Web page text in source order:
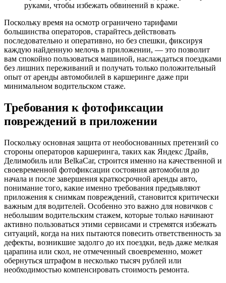
руками, чтобы избежать обвинений в краже.
Поскольку время на осмотр ограничено тарифами
большинства операторов, старайтесь действовать
последовательно и оперативно, но без спешки, фиксируя
каждую найденную мелочь в приложении, — это позволит
вам спокойно пользоваться машиной, наслаждаться поездками
без лишних переживаний и получать только положительный
опыт от аренды автомобилей в каршеринге даже при
минимальном водительском стаже.
Требования к фотофиксации
повреждений в приложении
Поскольку основная защита от необоснованных претензий со
стороны операторов каршеринга, таких как Яндекс Драйв,
Делимобиль или BelkaCar, строится именно на качественной и
своевременной фотофиксации состояния автомобиля до
начала и после завершения краткосрочной аренды авто,
понимание того, какие именно требования предъявляют
приложения к снимкам повреждений, становится критически
важным для водителей. Особенно это важно для новичков с
небольшим водительским стажем, которые только начинают
активно пользоваться этими сервисами и стремятся избежать
ситуаций, когда на них пытаются повесить ответственность за
дефекты, возникшие задолго до их поездки, ведь даже мелкая
царапина или скол, не отмеченный своевременно, может
обернуться штрафом в несколько тысяч рублей или
необходимостью компенсировать стоимость ремонта.